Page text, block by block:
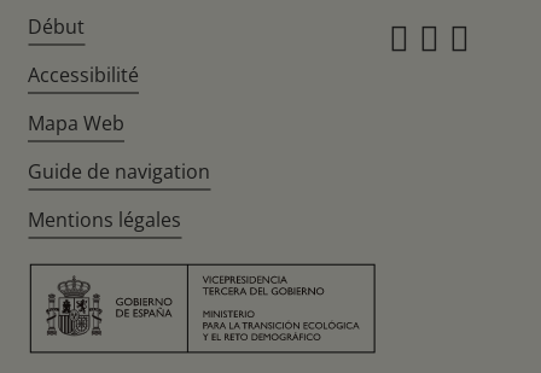
Début
Accessibilité
Mapa Web
Guide de navigation
Mentions légales